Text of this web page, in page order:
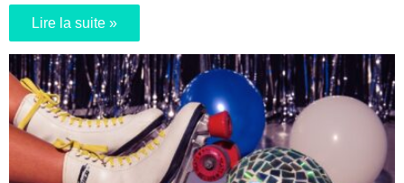
Lire la suite »